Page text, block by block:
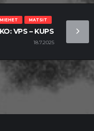
MATSIT
MIEHET
VPS – KUPS
18.7.2025